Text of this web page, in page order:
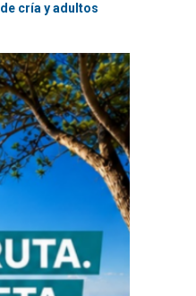
de cría y adultos